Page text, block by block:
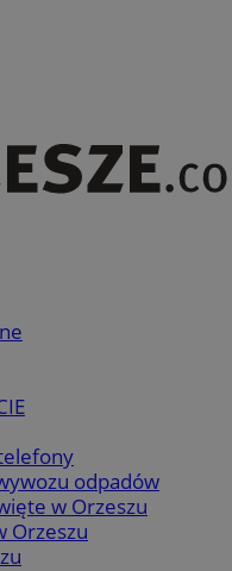
odpadów
w Orzeszu
Orzeszu